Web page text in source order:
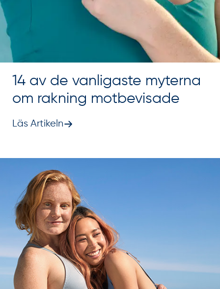
14 av de vanligaste myterna
om rakning motbevisade
Läs Artikeln